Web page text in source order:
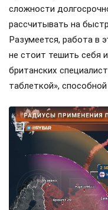
сложности
рассчитывать на
Разумеется, работа в
не стоит тешить себя
британских
таблеткой»,